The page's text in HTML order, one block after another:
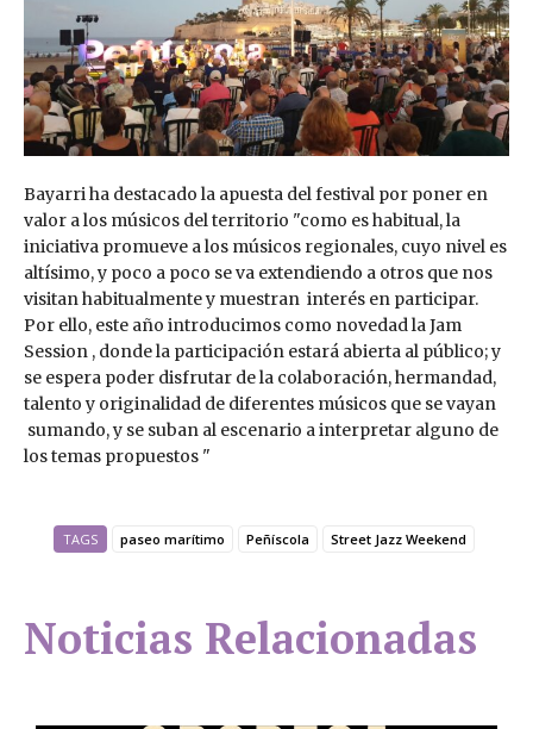
Bayarri ha destacado la apuesta del festival por poner en
valor a los músicos del territorio "como es habitual, la
iniciativa promueve a los músicos regionales, cuyo nivel es
altísimo, y poco a poco se va extendiendo a otros que nos
visitan habitualmente y muestran interés en participar.
Por ello, este año introducimos como novedad la Jam
Session , donde la participación estará abierta al público; y
se espera poder disfrutar de la colaboración, hermandad,
talento y originalidad de diferentes músicos que se vayan
sumando, y se suban al escenario a interpretar alguno de
los temas propuestos "
TAGS paseo marítimo Peñíscola Street Jazz Weekend
Noticias Relacionadas